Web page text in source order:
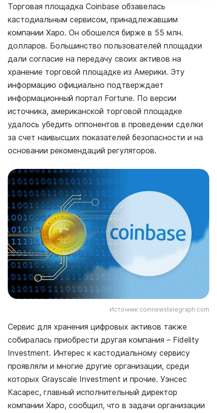
Торговая площадка Coinbase обзавелась
кастодиальным сервисом, принадлежавшим
компании Xapo. Он обошелся бирже в 55 млн.
долларов. Большинство пользователей площадки
дали согласие на передачу своих активов на
хранение торговой площадке из Америки. Эту
информацию официально подтверждает
информационный портал Fortune. По версии
источника, американской торговой площадке
удалось убедить оппонентов в проведении сделки
за счет наивысших показателей безопасности и на
основании рекомендаций регуляторов.
Источник coinnewstelegraph.com
Сервис для хранения цифровых активов также
собиралась приобрести другая компания – Fidelity
Investment. Интерес к кастодиальному сервису
проявляли и многие другие организации, среди
которых Grayscale Investment и прочие. Уэнсес
Касарес, главный исполнительный директор
компании Xapo, сообщил, что в задачи организации